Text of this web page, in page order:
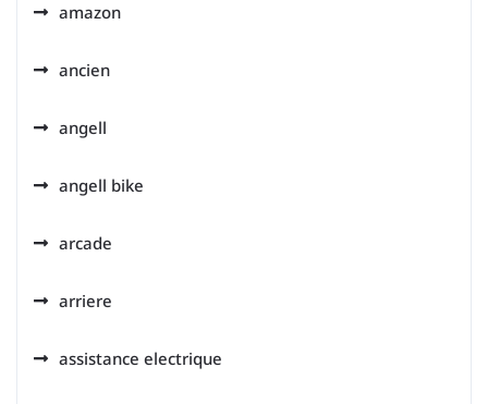
amazon
ancien
angell
angell bike
arcade
arriere
assistance electrique